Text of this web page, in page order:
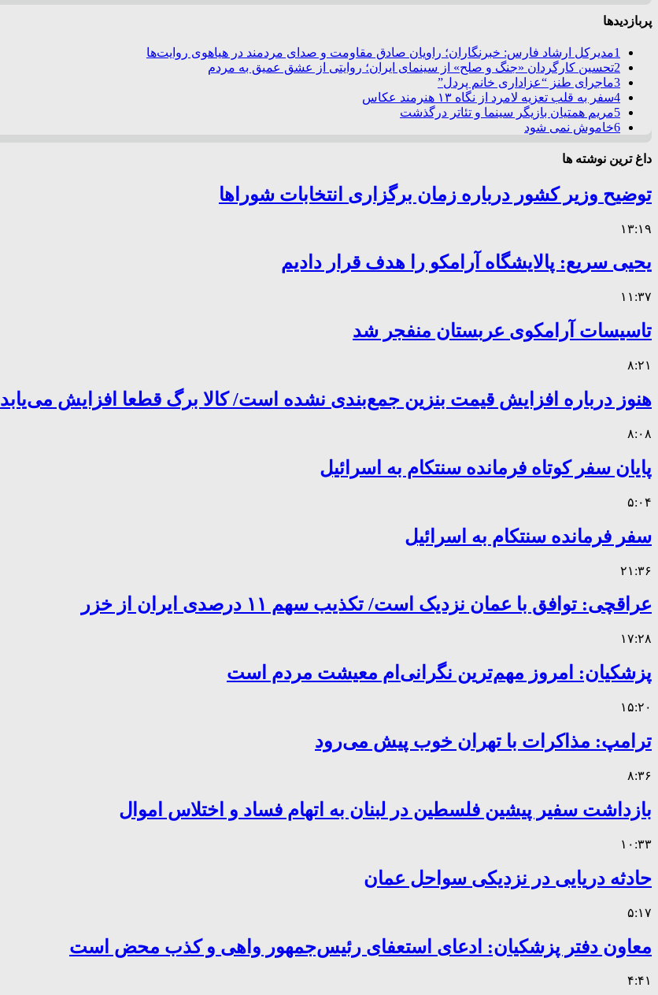
پربازدیدها
1مدیرکل ارشاد فارس: خبرنگاران؛ راویان صادق مقاومت و صدای مردمند در هیاهوی روایت‌ها
2تحسین کارگردان «جنگ و صلح» از سینمای ایران؛ روایتی از عشق عمیق به مردم
3ماجرای طنز “عزاداری خانم پردل”
4سفر به قلب تعزیه لامرد از نگاه ۱۳ هنرمند عکاس
5مریم همتیان بازیگر سینما و تئاتر درگذشت
6خاموش نمی شود
داغ ترین نوشته ها
توضیح وزیر کشور درباره زمان برگزاری انتخابات شوراها
۱۳:۱۹
یحیی سریع: پالایشگاه آرامکو را هدف قرار دادیم
۱۱:۳۷
تاسیسات آرامکوی عربستان منفجر شد
۸:۲۱
هنوز درباره افزایش قیمت بنزین جمع‌بندی نشده است/ کالا برگ قطعا افزایش می‌یابد
۸:۰۸
پایان سفر کوتاه فرمانده سنتکام به اسرائیل
۵:۰۴
سفر فرمانده سنتکام به اسرائیل
۲۱:۳۶
عراقچی: توافق با عمان نزدیک است/ تکذیب سهم ۱۱ درصدی ایران از خزر
۱۷:۲۸
پزشکیان: امروز مهم‌ترین نگرانی‌ام معیشت مردم است
۱۵:۲۰
ترامپ: مذاکرات با تهران خوب پیش می‌رود
۸:۳۶
بازداشت سفیر پیشین فلسطین در لبنان به اتهام فساد و اختلاس اموال
۱۰:۳۳
حادثه دریایی در نزدیکی سواحل عمان
۵:۱۷
معاون دفتر پزشکیان: ادعای استعفای رئیس‌جمهور واهی و کذب محض است
۴:۴۱